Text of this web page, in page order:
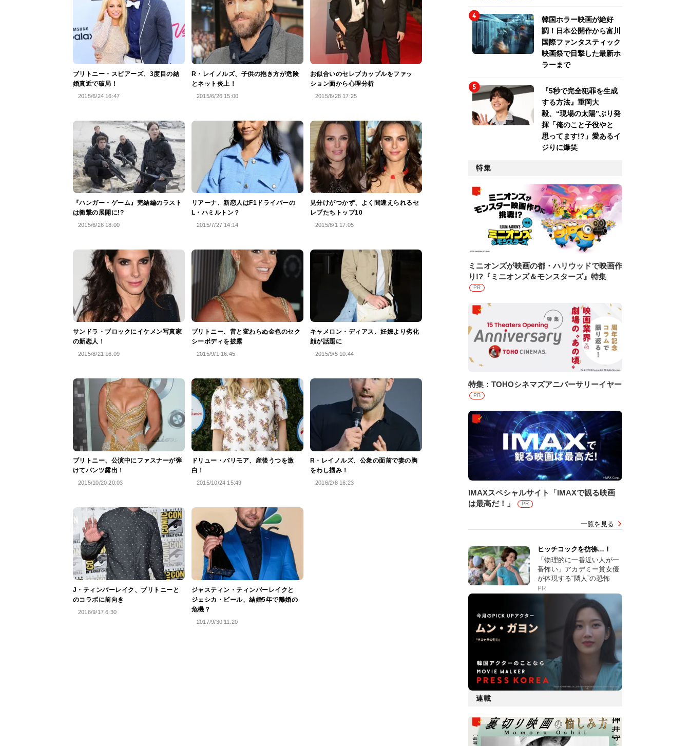
ブリトニー・スピアーズ、3度目の結
婚真近で破局！
2015/6/24 16:47
R・レイノルズ、子供の抱き方が危険
とネット炎上！
2015/6/26 15:00
お似合いのセレブカップルをファッ
ション面から心理分析
2015/6/28 17:25
『ハンガー・ゲーム』完結編のラスト
は衝撃の展開に!?
2015/6/26 18:00
リアーナ、新恋人はF1ドライバーの
L・ハミルトン？
2015/7/27 14:14
見分けがつかず、よく間違えられるセ
レブたちトップ10
2015/8/1 17:05
サンドラ・ブロックにイケメン写真家
の新恋人！
2015/8/21 16:09
ブリトニー、昔と変わらぬ金色のセク
シーボディを披露
2015/9/1 16:45
キャメロン・ディアス、妊娠より劣化
顔が話題に
2015/9/5 10:44
ブリトニー、公演中にファスナーが弾
けてパンツ露出！
2015/10/20 20:03
ドリュー・バリモア、産後うつを激
白！
2015/10/24 15:49
R・レイノルズ、公衆の面前で妻の胸
をわし掴み！
2016/2/8 16:23
J・ティンバーレイク、ブリトニーと
のコラボに前向き
2016/9/17 6:30
ジャスティン・ティンバーレイクと
ジェシカ・ビール、結婚5年で離婚の
危機？
2017/9/30 11:20
韓国ホラー映画が絶好
調！日本公開作から富川
国際ファンタスティック
映画祭で目撃した最新ホ
ラーまで
『5秒で完全犯罪を生成
する方法』重岡大
毅、“現場の太陽”ぶり発
揮「俺のこと子役やと
思ってます!?」愛あるイ
ジりに爆笑
特集
ミニオンズが映画の都・ハリウッドで映画作
り!?『ミニオンズ＆モンスターズ』特集
PR
特集：TOHOシネマズアニバーサリーイヤー
PR
IMAXスペシャルサイト「IMAXで観る映画
は最高だ！」
PR
一覧を見る
ヒッチコックを彷彿…！
「物理的に一番近い人が一
番怖い」アカデミー賞女優
が体現する“隣人”の恐怖
PR
連載